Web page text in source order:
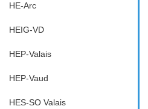
HE-Arc
HEIG-VD
HEP-Valais
HEP-Vaud
HES-SO Valais